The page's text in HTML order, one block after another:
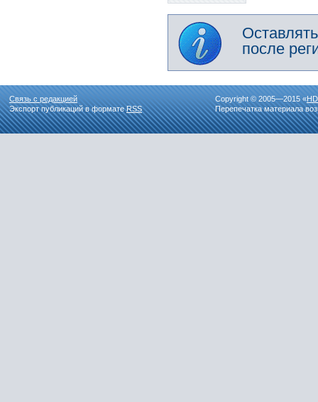
после
Связь с редакцией
Экспорт публикаций в форматеRSS
Copyright © 2005—2015 «
Перепечатка материала